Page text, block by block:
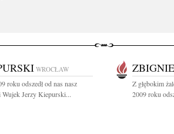
WROCŁAW
roku odszedł od nas nasz
Jerzy Kiepurski...
Z głębokim
2009 roku